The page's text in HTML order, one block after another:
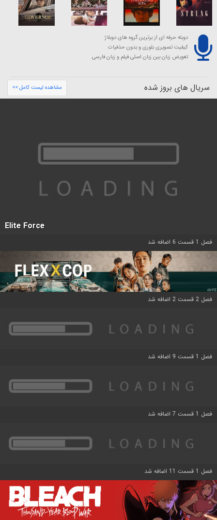
دوبله حرفه ای از برترین گروه های دوبلاژ
کیفیت تصویری بلوری و بدون حذفیات
تعویض زبان بین زبان اصلی فیلم و زبان فارسی
سریال های بروز شده مشاهده لیست کامل >>
Elite Force
فصل 1 قسمت 6 اضافه شد
فصل 2 قسمت 2 اضافه شد
فصل 1 قسمت 9 اضافه شد
فصل 1 قسمت 7 اضافه شد
فصل 1 قسمت 11 اضافه شد